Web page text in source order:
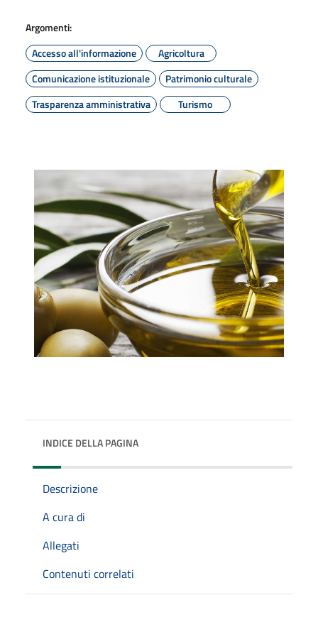
Argomenti:
Accesso all'informazione
Agricoltura
Comunicazione istituzionale
Patrimonio culturale
Trasparenza amministrativa
Turismo
INDICE DELLA PAGINA
Descrizione
A cura di
Allegati
Contenuti correlati